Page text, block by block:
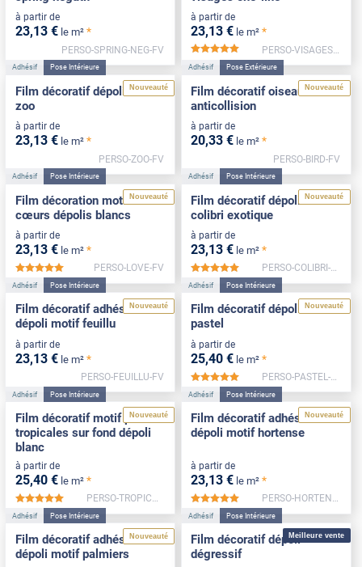
à partir de
23,13 € le m² *
PERSO-SPRING-NEG-FV
à partir de
23,13 € le m² *
*****
PERSO-VISAGES-FV
Nouveauté
Adhésif Pose Intérieure
Film décoratif dépoli motif
zoo
à partir de
23,13 € le m² *
PERSO-ZOO-FV
Nouveauté
Adhésif Pose Extérieure
Film décoratif oiseaux
anticollision
à partir de
20,33 € le m² *
PERSO-BIRD-FV
Nouveauté
Adhésif Pose Intérieure
Film décoration motif
cœurs dépolis blancs
à partir de
23,13 € le m² *
*****
PERSO-LOVE-FV
Nouveauté
Adhésif Pose Intérieure
Film décoratif dépoli motif
colibri exotique
à partir de
23,13 € le m² *
*****
PERSO-COLIBRI-FV
Nouveauté
Adhésif Pose Intérieure
Film décoratif adhésif
dépoli motif feuillu
à partir de
23,13 € le m² *
PERSO-FEUILLU-FV
Nouveauté
Adhésif Pose Intérieure
Film décoratif dépoli motif
pastel
à partir de
25,40 € le m² *
*****
PERSO-PASTEL-FV
Nouveauté
Adhésif Pose Intérieure
Film décoratif motif plantes
tropicales sur fond dépoli
blanc
à partir de
25,40 € le m² *
*****
PERSO-TROPICALES-FV
Nouveauté
Adhésif Pose Intérieure
Film décoratif adhésif
dépoli motif hortense
à partir de
23,13 € le m² *
*****
PERSO-HORTENSE-FV
Nouveauté
Adhésif Pose Intérieure
Film décoratif adhésif
dépoli motif palmiers
Meilleure vente
Adhésif Pose Intérieure
Film décoratif dépoli
dégressif